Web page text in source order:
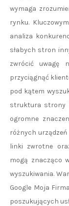
wymaga
rynku.
analiza
słabych stron
zwrócić uwagę
przyciągnąć
pod kątem
struktura strony
ogromne
różnych
linki zwrotne
mogą znacząco
wyszukiwania.
Google Moja
poszukujących